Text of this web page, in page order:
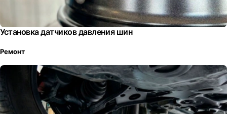
Установка датчиков давления шин
Ремонт